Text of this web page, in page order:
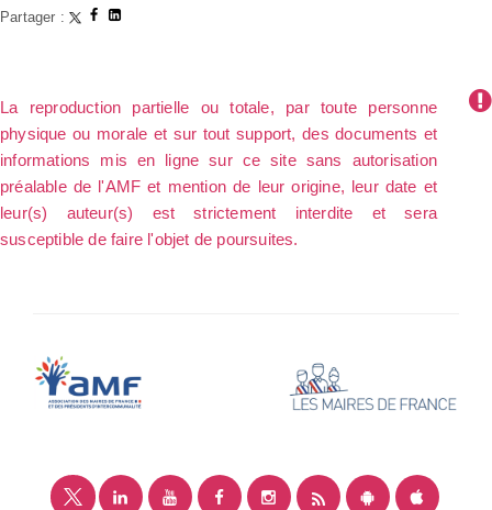
Partager :
La reproduction partielle ou totale, par toute personne
physique ou morale et sur tout support, des documents et
informations mis en ligne sur ce site sans autorisation
préalable de l'AMF et mention de leur origine, leur date et
leur(s) auteur(s) est strictement interdite et sera
susceptible de faire l'objet de poursuites.